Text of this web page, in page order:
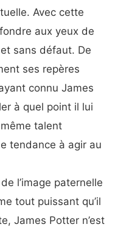
Avec cette
aux yeux de
sans défaut. De
ses repères
connu James
à quel point il lui
talent
tendance à agir au
l’image paternelle
tout puissant qu’il
James Potter n’est